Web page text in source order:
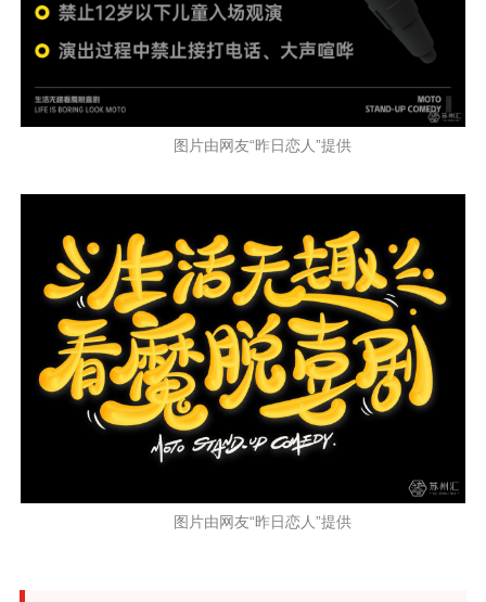
图片由网友“昨日恋人”提供
图片由网友“昨日恋人”提供